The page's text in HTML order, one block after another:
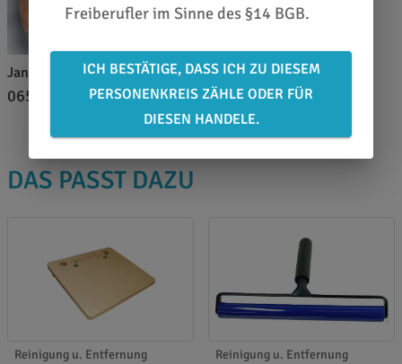
Jan Wiedemann
0651 46 27 79 80
DAS PASST DAZU
Reinigung u. Entfernung Reinigung u. Entfernung
Freiberufler im Sinne des §14 BGB.
ICH BESTÄTIGE, DASS ICH ZU DIESEM
PERSONENKREIS ZÄHLE ODER FÜR
DIESEN HANDELE.